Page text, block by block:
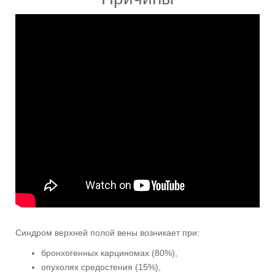
Синдром верхней полой вены возникает при:
бронхогенных карциномах (80%),
опухолях средостения (15%),